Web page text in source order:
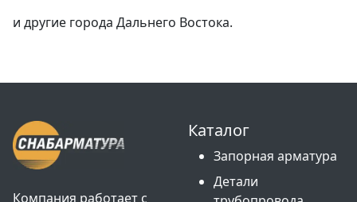
и другие города Дальнего Востока.
Компания работает с
Каталог
Запорная арматура
Детали